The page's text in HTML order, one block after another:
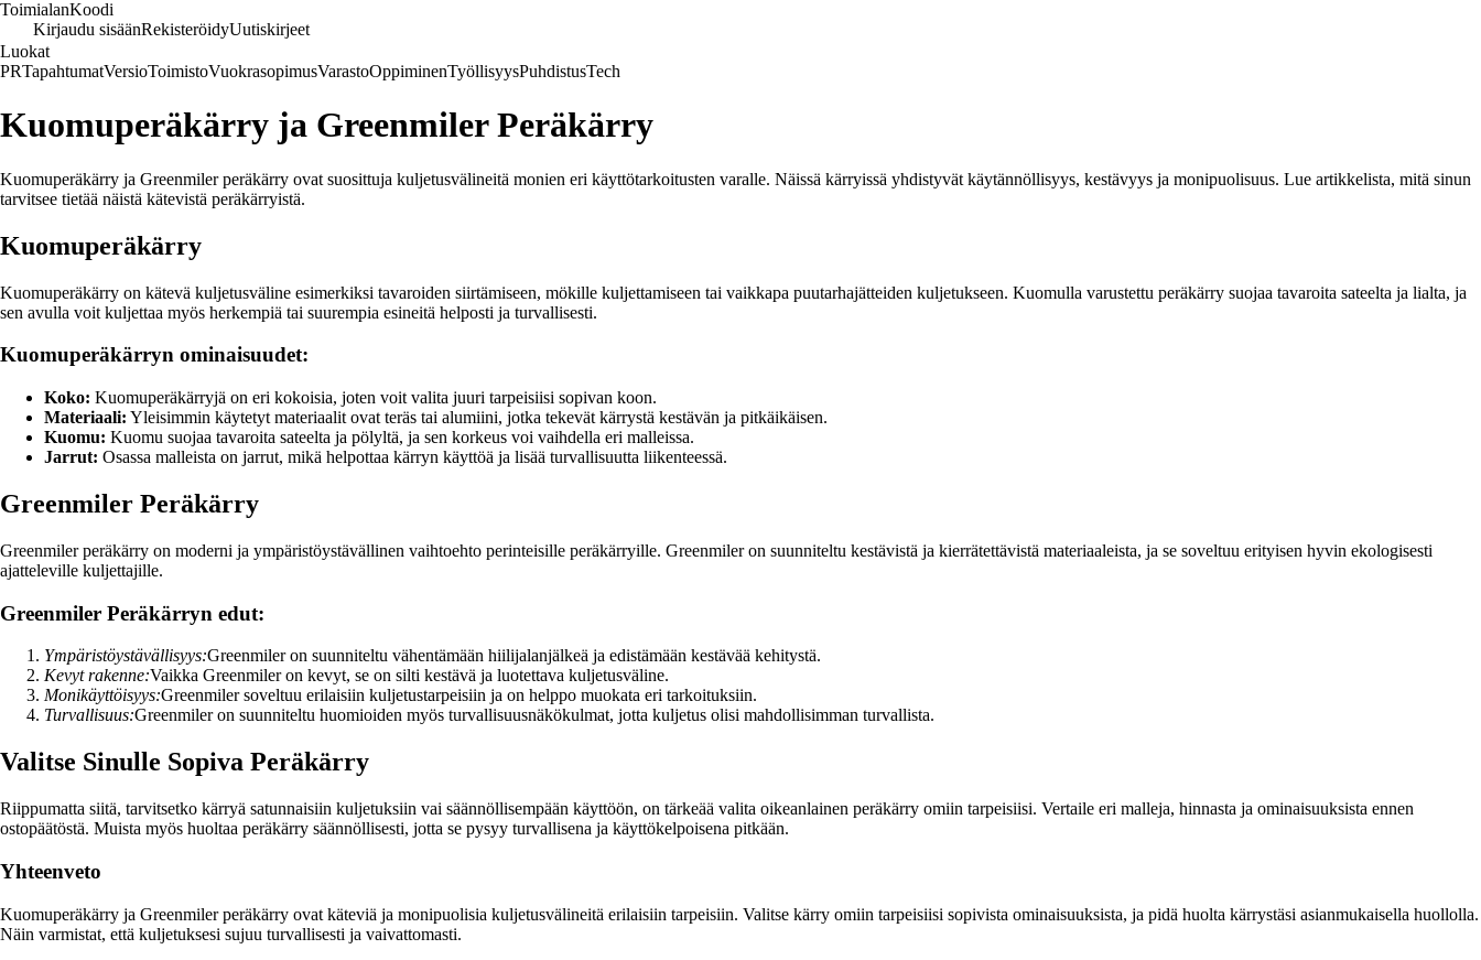
ToimialanKoodi
Kirjaudu sisäänRekisteröidyUutiskirjeet
Luokat
PRTapahtumatVersioToimistoVuokrasopimusVarastoOppiminenTyöllisyysPuhdistusTech
Kuomuperäkärry ja Greenmiler Peräkärry
Kuomuperäkärry ja Greenmiler peräkärry ovat suosittuja kuljetusvälineitä monien eri käyttötarkoitusten varalle. Näissä kärryissä yhdistyvät käytännöllisyys, kestävyys ja monipuolisuus. Lue artikkelista, mitä sinun
tarvitsee tietää näistä kätevistä peräkärryistä.
Kuomuperäkärry
Kuomuperäkärry on kätevä kuljetusväline esimerkiksi tavaroiden siirtämiseen, mökille kuljettamiseen tai vaikkapa puutarhajätteiden kuljetukseen. Kuomulla varustettu peräkärry suojaa tavaroita sateelta ja lialta, ja
sen avulla voit kuljettaa myös herkempiä tai suurempia esineitä helposti ja turvallisesti.
Kuomuperäkärryn ominaisuudet:
Koko: Kuomuperäkärryjä on eri kokoisia, joten voit valita juuri tarpeisiisi sopivan koon.
Materiaali: Yleisimmin käytetyt materiaalit ovat teräs tai alumiini, jotka tekevät kärrystä kestävän ja pitkäikäisen.
Kuomu: Kuomu suojaa tavaroita sateelta ja pölyltä, ja sen korkeus voi vaihdella eri malleissa.
Jarrut: Osassa malleista on jarrut, mikä helpottaa kärryn käyttöä ja lisää turvallisuutta liikenteessä.
Greenmiler Peräkärry
Greenmiler peräkärry on moderni ja ympäristöystävällinen vaihtoehto perinteisille peräkärryille. Greenmiler on suunniteltu kestävistä ja kierrätettävistä materiaaleista, ja se soveltuu erityisen hyvin ekologisesti
ajatteleville kuljettajille.
Greenmiler Peräkärryn edut:
Ympäristöystävällisyys:Greenmiler on suunniteltu vähentämään hiilijalanjälkeä ja edistämään kestävää kehitystä.
Kevyt rakenne:Vaikka Greenmiler on kevyt, se on silti kestävä ja luotettava kuljetusväline.
Monikäyttöisyys:Greenmiler soveltuu erilaisiin kuljetustarpeisiin ja on helppo muokata eri tarkoituksiin.
Turvallisuus:Greenmiler on suunniteltu huomioiden myös turvallisuusnäkökulmat, jotta kuljetus olisi mahdollisimman turvallista.
Valitse Sinulle Sopiva Peräkärry
Riippumatta siitä, tarvitsetko kärryä satunnaisiin kuljetuksiin vai säännöllisempään käyttöön, on tärkeää valita oikeanlainen peräkärry omiin tarpeisiisi. Vertaile eri malleja, hinnasta ja ominaisuuksista ennen
ostopäätöstä. Muista myös huoltaa peräkärry säännöllisesti, jotta se pysyy turvallisena ja käyttökelpoisena pitkään.
Yhteenveto
Kuomuperäkärry ja Greenmiler peräkärry ovat käteviä ja monipuolisia kuljetusvälineitä erilaisiin tarpeisiin. Valitse kärry omiin tarpeisiisi sopivista ominaisuuksista, ja pidä huolta kärrystäsi asianmukaisella huollolla.
Näin varmistat, että kuljetuksesi sujuu turvallisesti ja vaivattomasti.